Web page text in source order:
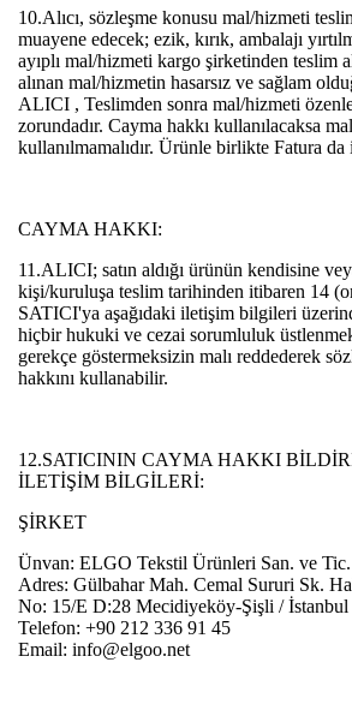
10.Alıcı, sözleşme konusu mal/hizmeti
muayene edecek; ezik, kırık, ambalajı
ayıplı mal/hizmeti kargo şirketinden teslim
alınan mal/hizmetin hasarsız ve sağlam
ALICI , Teslimden sonra mal/hizmeti
zorundadır. Cayma hakkı kullanılacaksa
kullanılmamalıdır. Ürünle birlikte Fatura
CAYMA HAKKI:
11.ALICI; satın aldığı ürünün kendisine
kişi/kuruluşa teslim tarihinden itibaren 14
SATICI'ya aşağıdaki iletişim bilgileri
hiçbir hukuki ve cezai sorumluluk
gerekçe göstermeksizin malı reddederek
hakkını kullanabilir.
12.SATICININ CAYMA HAKKI
İLETİŞİM BİLGİLERİ:
ŞİRKET
Ünvan: ELGO Tekstil Ürünleri San. ve
Adres: Gülbahar Mah. Cemal Sururi Sk.
No: 15/E D:28 Mecidiyeköy-Şişli / İstanbul
Telefon: +90 212 336 91 45
Email: info@elgoo.net